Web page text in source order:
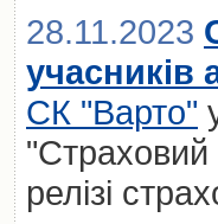
28.11.2023
учасників
СК "Варто"
"Страховий
релізі